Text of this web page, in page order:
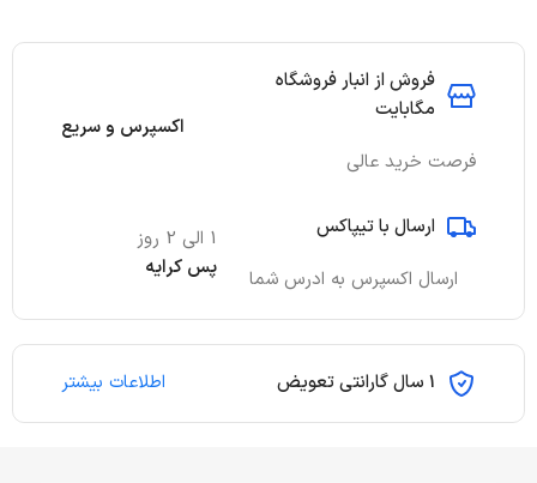
فروش از انبار فروشگاه
مگابایت
فرصت خرید عالی
اکسپرس و سریع
ارسال با تیپاکس
ارسال اکسپرس به ادرس شما
1 الی 2 روز
پس کرایه
1 سال گارانتی تعویض اطلاعات بیشتر